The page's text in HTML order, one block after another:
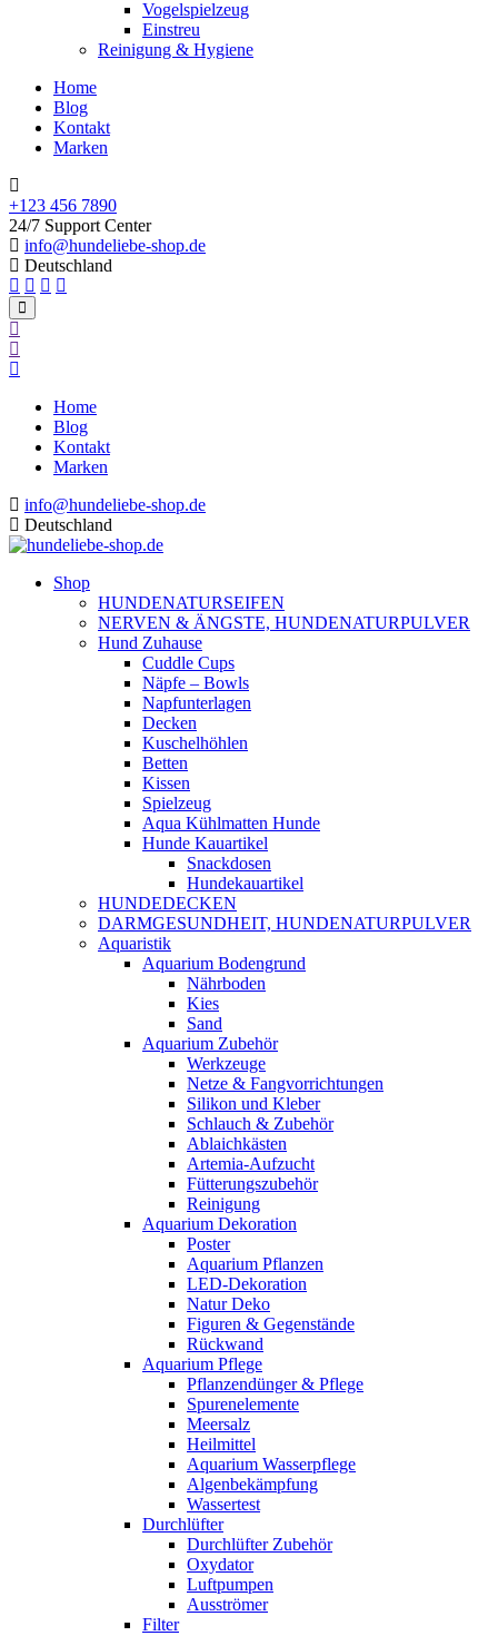
Vogelspielzeug
Einstreu
Reinigung & Hygiene
Home
Blog
Kontakt
Marken
+123 456 7890
24/7 Support Center
info@hundeliebe-shop.de
Deutschland
Home
Blog
Kontakt
Marken
info@hundeliebe-shop.de
Deutschland
Shop
HUNDENATURSEIFEN
NERVEN & ÄNGSTE, HUNDENATURPULVER
Hund Zuhause
Cuddle Cups
Näpfe – Bowls
Napfunterlagen
Decken
Kuschelhöhlen
Betten
Kissen
Spielzeug
Aqua Kühlmatten Hunde
Hunde Kauartikel
Snackdosen
Hundekauartikel
HUNDEDECKEN
DARMGESUNDHEIT, HUNDENATURPULVER
Aquaristik
Aquarium Bodengrund
Nährboden
Kies
Sand
Aquarium Zubehör
Werkzeuge
Netze & Fangvorrichtungen
Silikon und Kleber
Schlauch & Zubehör
Ablaichkästen
Artemia-Aufzucht
Fütterungszubehör
Reinigung
Aquarium Dekoration
Poster
Aquarium Pflanzen
LED-Dekoration
Natur Deko
Figuren & Gegenstände
Rückwand
Aquarium Pflege
Pflanzendünger & Pflege
Spurenelemente
Meersalz
Heilmittel
Aquarium Wasserpflege
Algenbekämpfung
Wassertest
Durchlüfter
Durchlüfter Zubehör
Oxydator
Luftpumpen
Ausströmer
Filter